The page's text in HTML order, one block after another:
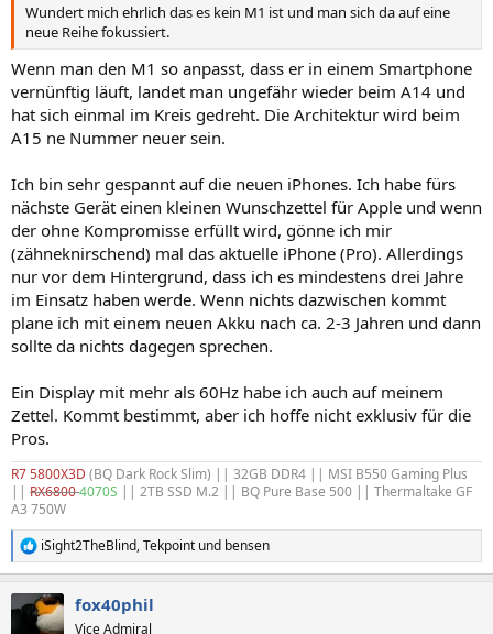
Wundert mich ehrlich das es kein M1 ist und man sich da auf eine
neue Reihe fokussiert.
Wenn man den M1 so anpasst, dass er in einem Smartphone
vernünftig läuft, landet man ungefähr wieder beim A14 und
hat sich einmal im Kreis gedreht. Die Architektur wird beim
A15 ne Nummer neuer sein.
Ich bin sehr gespannt auf die neuen iPhones. Ich habe fürs
nächste Gerät einen kleinen Wunschzettel für Apple und wenn
der ohne Kompromisse erfüllt wird, gönne ich mir
(zähneknirschend) mal das aktuelle iPhone (Pro). Allerdings
nur vor dem Hintergrund, dass ich es mindestens drei Jahre
im Einsatz haben werde. Wenn nichts dazwischen kommt
plane ich mit einem neuen Akku nach ca. 2-3 Jahren und dann
sollte da nichts dagegen sprechen.
Ein Display mit mehr als 60Hz habe ich auch auf meinem
Zettel. Kommt bestimmt, aber ich hoffe nicht exklusiv für die
Pros.
R7 5800X3D (BQ Dark Rock Slim) || 32GB DDR4 || MSI B550 Gaming Plus
|| RX68004070S || 2TB SSD M.2 || BQ Pure Base 500 || Thermaltake GF
A3 750W
R
e
k
iSight2TheBlind,Tekpoint und bensen
fox40phil
Vice Admiral